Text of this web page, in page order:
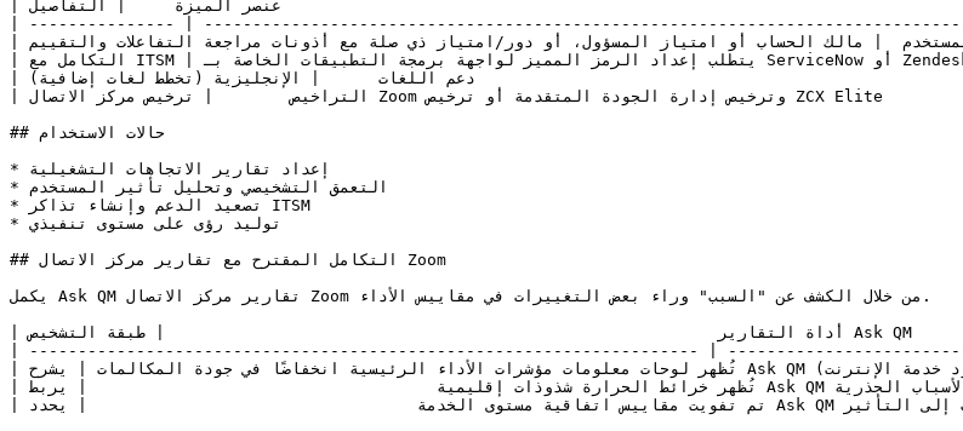
| --------------- |
## حالات الاستخدام
* إعداد تقارير الاتجاهات التشغيلية
* التعمق التشخيصي وتحليل تأثير المستخدم
* تصعيد الدعم وإنشاء تذاكر ITSM
* توليد رؤى على مستوى تنفيذي
## التكامل المقترح مع تقارير مركز الاتصال Zoom
يكمل Ask QM تقارير مركز الاتصال Zoom من خلال الكشف عن "السبب" وراء بعض التغييرات في مقاييس الأداء.
| أداة التقارير                                                         | طبقة التشخيص Ask QM                                                           |
| --------------------------------------------------------------------- |